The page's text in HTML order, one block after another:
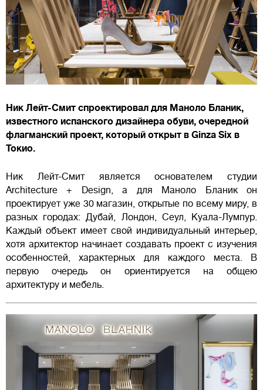
Ник Лейт-Смит спроектировал для Маноло Бланик,
известного испанского дизайнера обуви, очередной
флагманский проект, который открыт в Ginza Six в
Токио.
Ник Лейт-Смит является основателем студии
Architecture + Design, а для Маноло Бланик он
проектирует уже 30 магазин, открытые по всему миру, в
разных городах: Дубай, Лондон, Сеул, Куала-Лумпур.
Каждый объект имеет свой индивидуальный интерьер,
хотя архитектор начинает создавать проект с изучения
особенностей, характерных для каждого места. В
первую очередь он ориентируется на общею
архитектуру и мебель.